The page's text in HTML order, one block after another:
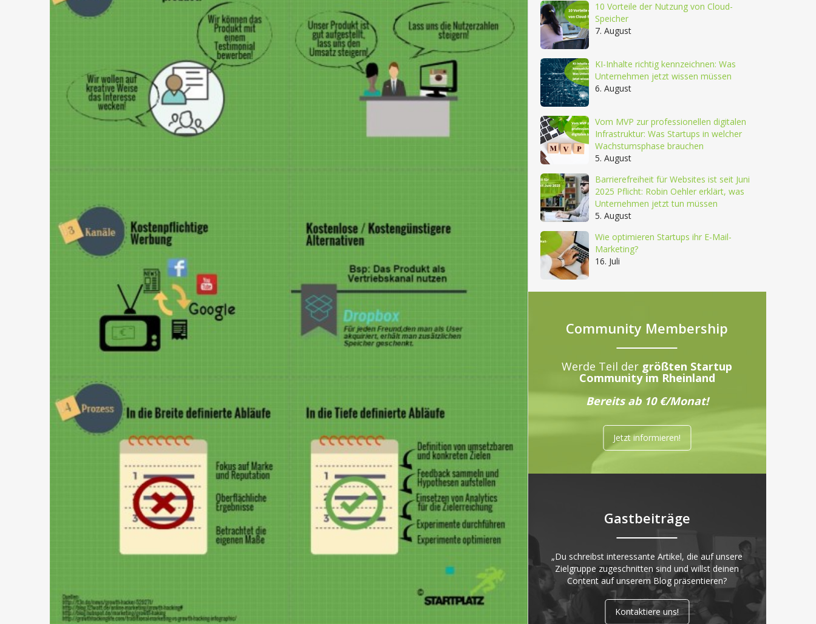
10 Vorteile der Nutzung von Cloud-
Speicher
7. August
KI-Inhalte richtig kennzeichnen: Was
Unternehmen jetzt wissen müssen
6. August
Vom MVP zur professionellen digitalen
Infrastruktur: Was Startups in welcher
Wachstumsphase brauchen
5. August
Barrierefreiheit für Websites ist seit Juni
2025 Pflicht: Robin Oehler erklärt, was
Unternehmen jetzt tun müssen
5. August
Wie optimieren Startups ihr E-Mail-
Marketing?
16. Juli
Community Membership
Werde Teil der größten Startup
Community im Rheinland
Bereits ab 10 €/Monat!
Jetzt informieren!
Gastbeiträge
„Du schreibst interessante Artikel, die auf unsere
Zielgruppe zugeschnitten sind und willst deinen
Content auf unserem Blog präsentieren?
Kontaktiere uns!